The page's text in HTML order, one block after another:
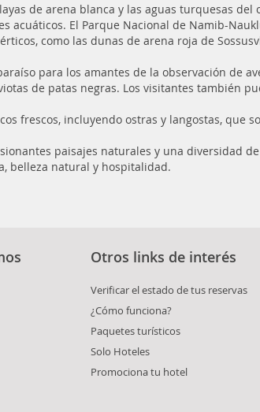
de arena blanca y las aguas turquesas del
acuáticos. El Parque Nacional de Namib-
como las dunas de arena roja de
para los amantes de la observación de
de patas negras. Los visitantes también
frescos, incluyendo ostras y langostas, que
paisajes naturales y una diversidad
belleza natural y hospitalidad.
Otros links de interés
Verificar el estado de tus reservas
¿Cómo funciona?
Paquetes turísticos
Solo Hoteles
Promociona tu hotel